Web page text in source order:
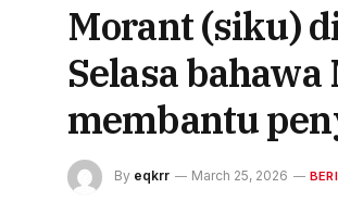
Morant (siku)
Selasa
membantu
By eqkrr March 25, 2026